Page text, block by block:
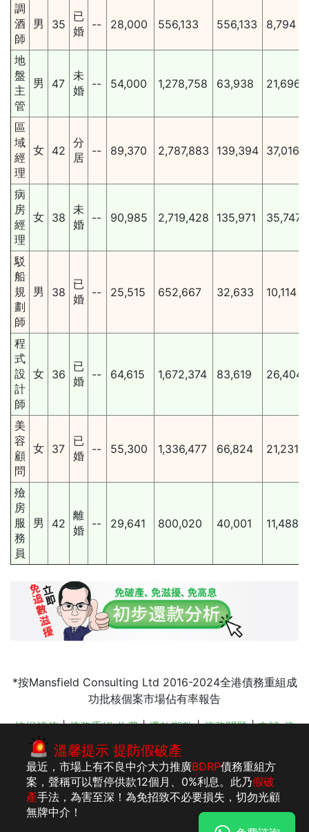
調
酒
師
男 35
已
婚
-- 28,000 556,133 556,133 8,794
地
盤
主
管
男 47
未
婚
-- 54,000 1,278,758 63,938 21,696
區
域
經
理
女 42
分
居
-- 89,370 2,787,883 139,394 37,016
病
房
經
理
女 38
未
婚
-- 90,985 2,719,428 135,971 35,747
駁
船
規
劃
師
男 38
已
婚
-- 25,515 652,667 32,633 10,114
程
式
設
計
師
女 36
已
婚
-- 64,615 1,672,374 83,619 26,404
美
容
顧
問
女 37
已
婚
-- 55,300 1,336,477 66,824 21,231
殮
房
服
務
員
男 42
離
婚
-- 29,641 800,020 40,001 11,488
*按Mansfield Consulting Ltd 2016-2024全港債務重組成
功批核個案市場佔有率報告
按揭清債|債務重組 收費|還款期數|債務問題|申請 債
務重組 |財仔追數| IVA 債務重組|
drp 債務舒緩
法律聲明 私隱聲明及收集個人資料聲明
版權所有：李建
民執業會計師事
溫馨提示 提防假破產
最近，市場上有不良中介大力推廣BDRP債務重組方
案，聲稱可以暫停供款12個月、0%利息。此乃假破
產手法，為害至深！為免招致不必要損失，切勿光顧
無牌中介！